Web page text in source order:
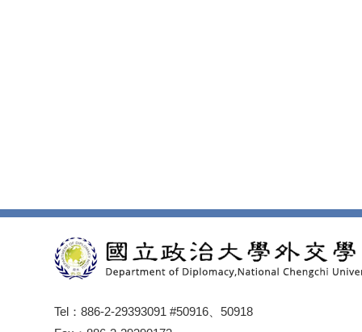
Tel：886-2-29393091 #50916、50918